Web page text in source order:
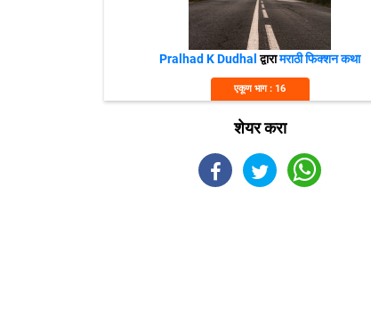
Pralhad K Dudhalद्वारामराठी फिक्शन कथा
एकूण भाग : 16
शेयर करा